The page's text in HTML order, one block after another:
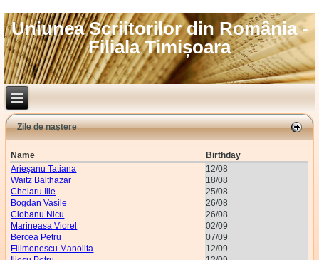
Uniunea Scriitorilor din România -
Filiala Timișoara
Zile de naștere
Name
Birthday
Arieşanu Tatiana
12/08
Waitz Balthazar
18/08
Chelaru Ilie
25/08
Bogdan Vasile
26/08
Ciobanu Nicu
26/08
Marineasa Viorel
02/09
Bercea Petru
07/09
Filimonescu Manolita
12/09